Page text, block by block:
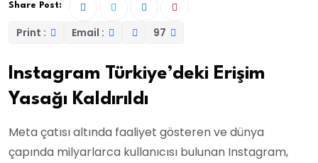
Share Post:
Print : Email : 97
Instagram Türkiye’deki Erişim
Yasağı Kaldırıldı
Meta çatısı altında faaliyet gösteren ve dünya
çapında milyarlarca kullanıcısı bulunan Instagram,